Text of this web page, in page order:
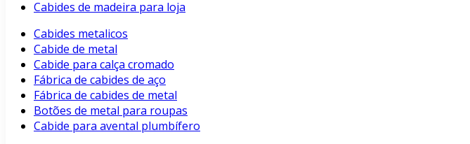
Cabides de madeira para loja
Cabides metalicos
Cabide de metal
Cabide para calça cromado
Fábrica de cabides de aço
Fábrica de cabides de metal
Botões de metal para roupas
Cabide para avental plumbífero